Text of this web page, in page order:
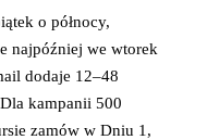
o północy,
najpóźniej we wtorek
dodaje 12–48
kampanii 500
zamów w Dniu 1,